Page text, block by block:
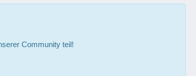
Community teil!